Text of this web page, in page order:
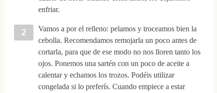
enfriar.
Vamos a por el relleno: pelamos y troceamos bien la
cebolla. Recomendamos remojarla un poco antes de
cortarla, para que de ese modo no nos lloren tanto los
ojos. Ponemos una sartén con un poco de aceite a
calentar y echamos los trozos. Podéis utilizar
congelada si lo preferís. Cuando empiece a estar